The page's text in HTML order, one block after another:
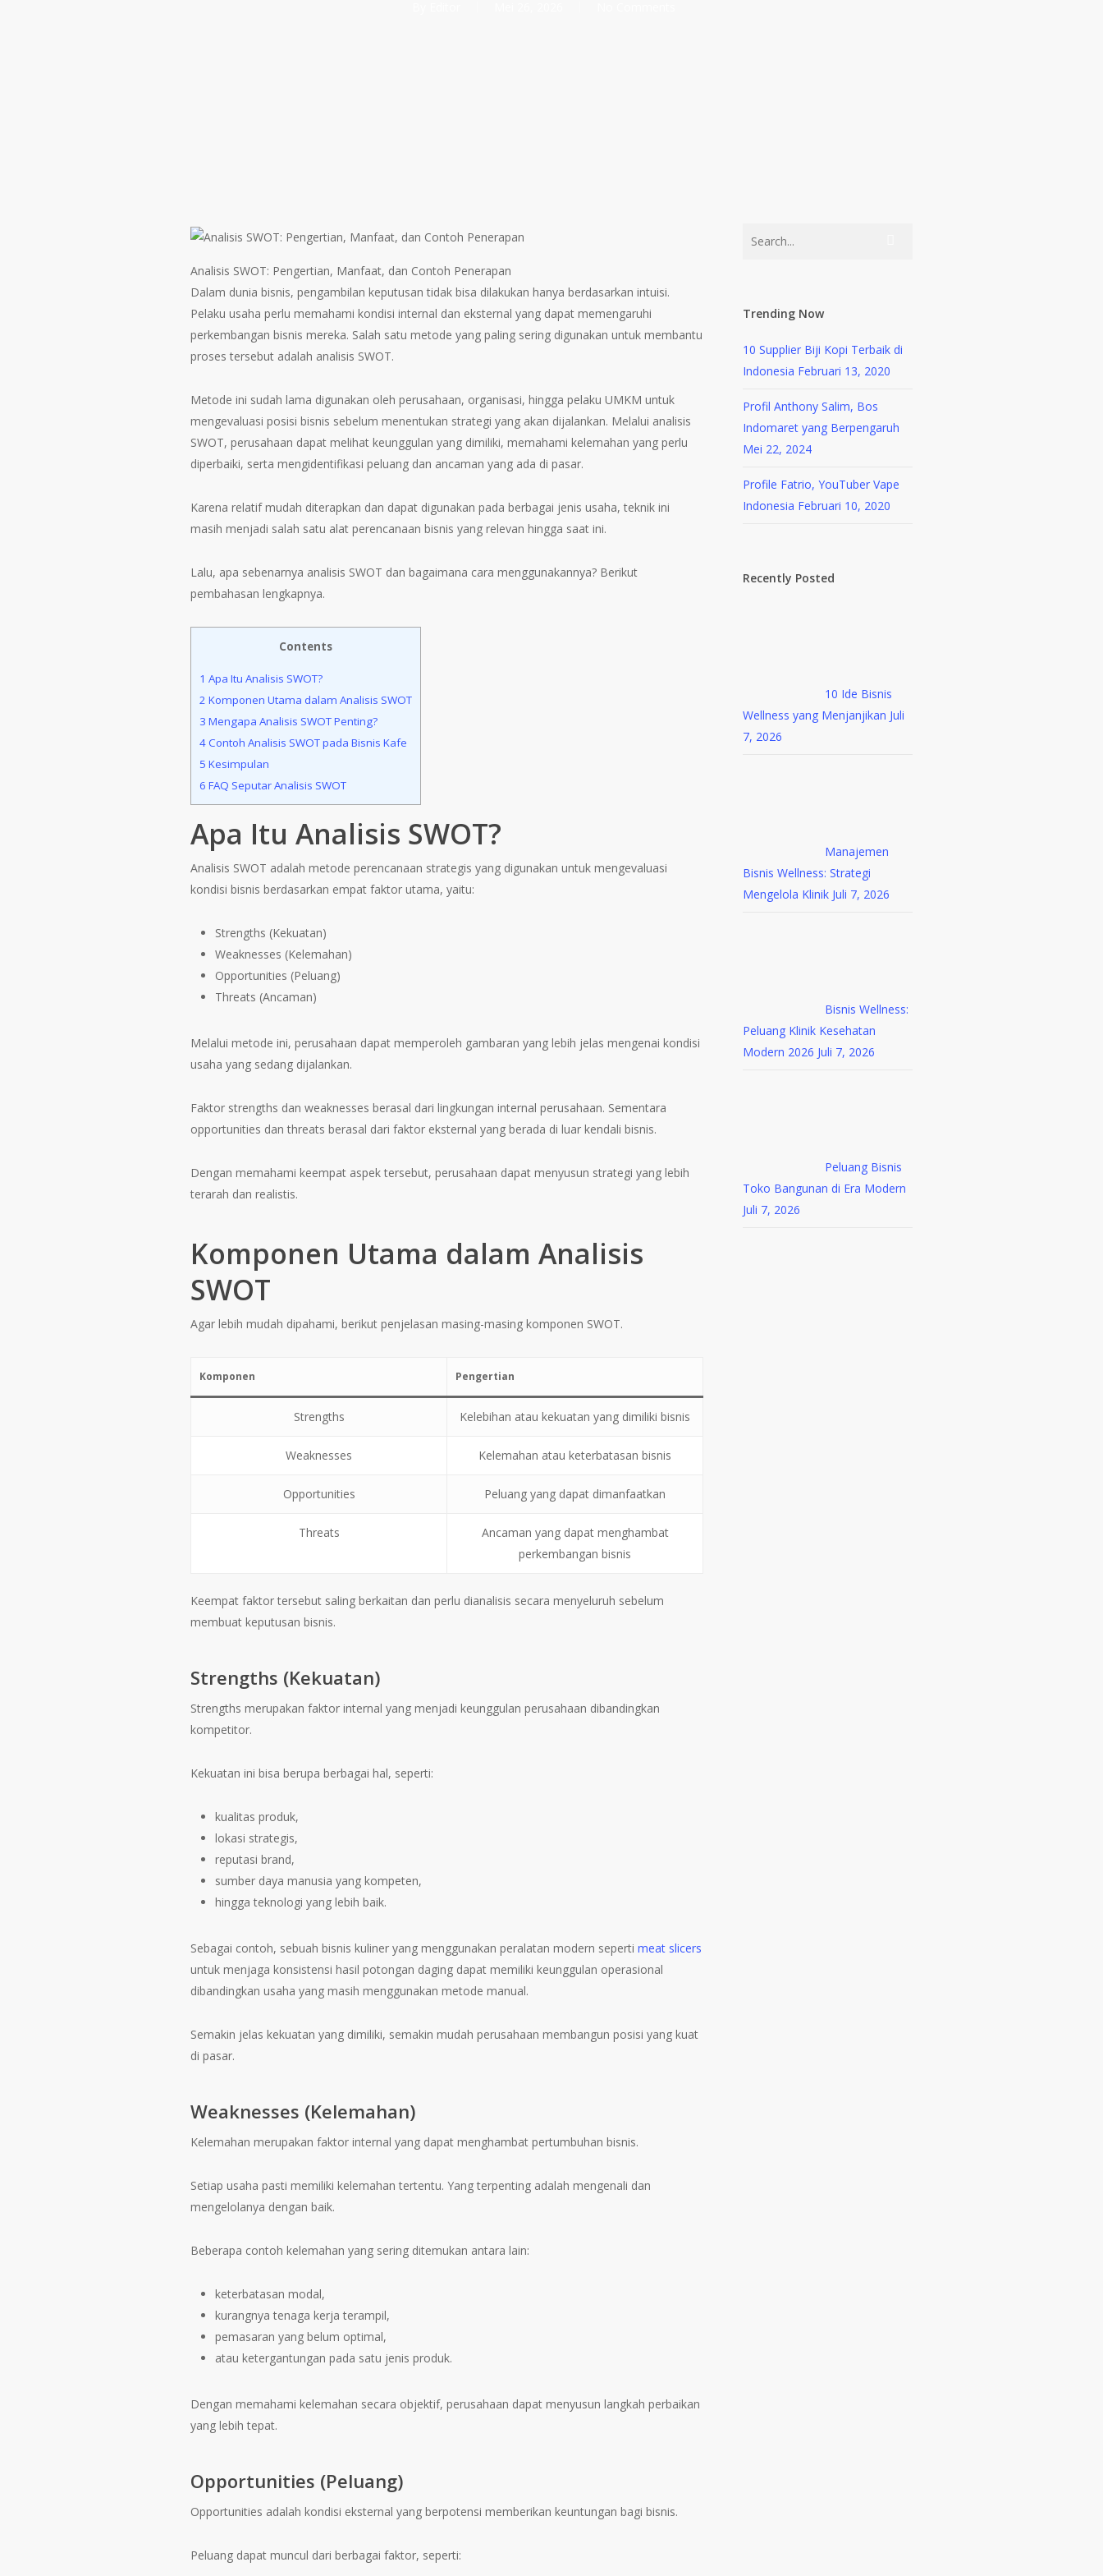
Analisis SWOT: Pengertian, Manfaat, dan Contoh Penerapan
Dalam dunia bisnis, pengambilan keputusan tidak bisa dilakukan hanya berdasarkan intuisi.
Pelaku usaha perlu memahami kondisi internal dan eksternal yang dapat memengaruhi
perkembangan bisnis mereka. Salah satu metode yang paling sering digunakan untuk membantu
proses tersebut adalah analisis SWOT.
Metode ini sudah lama digunakan oleh perusahaan, organisasi, hingga pelaku UMKM untuk
mengevaluasi posisi bisnis sebelum menentukan strategi yang akan dijalankan. Melalui analisis
SWOT, perusahaan dapat melihat keunggulan yang dimiliki, memahami kelemahan yang perlu
diperbaiki, serta mengidentifikasi peluang dan ancaman yang ada di pasar.
Karena relatif mudah diterapkan dan dapat digunakan pada berbagai jenis usaha, teknik ini
masih menjadi salah satu alat perencanaan bisnis yang relevan hingga saat ini.
Lalu, apa sebenarnya analisis SWOT dan bagaimana cara menggunakannya? Berikut
pembahasan lengkapnya.
Contents
1 Apa Itu Analisis SWOT?
2 Komponen Utama dalam Analisis SWOT
3 Mengapa Analisis SWOT Penting?
4 Contoh Analisis SWOT pada Bisnis Kafe
5 Kesimpulan
6 FAQ Seputar Analisis SWOT
Apa Itu Analisis SWOT?
Analisis SWOT adalah metode perencanaan strategis yang digunakan untuk mengevaluasi
kondisi bisnis berdasarkan empat faktor utama, yaitu:
Strengths (Kekuatan)
Weaknesses (Kelemahan)
Opportunities (Peluang)
Threats (Ancaman)
Melalui metode ini, perusahaan dapat memperoleh gambaran yang lebih jelas mengenai kondisi
usaha yang sedang dijalankan.
Faktor strengths dan weaknesses berasal dari lingkungan internal perusahaan. Sementara
opportunities dan threats berasal dari faktor eksternal yang berada di luar kendali bisnis.
Dengan memahami keempat aspek tersebut, perusahaan dapat menyusun strategi yang lebih
terarah dan realistis.
Komponen Utama dalam Analisis
SWOT
Agar lebih mudah dipahami, berikut penjelasan masing-masing komponen SWOT.
Komponen Pengertian
Strengths Kelebihan atau kekuatan yang dimiliki bisnis
Weaknesses Kelemahan atau keterbatasan bisnis
Opportunities Peluang yang dapat dimanfaatkan
Threats
Ancaman yang dapat menghambat
perkembangan bisnis
Keempat faktor tersebut saling berkaitan dan perlu dianalisis secara menyeluruh sebelum
membuat keputusan bisnis.
Strengths (Kekuatan)
Strengths merupakan faktor internal yang menjadi keunggulan perusahaan dibandingkan
kompetitor.
Kekuatan ini bisa berupa berbagai hal, seperti:
kualitas produk,
lokasi strategis,
reputasi brand,
sumber daya manusia yang kompeten,
hingga teknologi yang lebih baik.
Sebagai contoh, sebuah bisnis kuliner yang menggunakan peralatan modern seperti meat slicers
untuk menjaga konsistensi hasil potongan daging dapat memiliki keunggulan operasional
dibandingkan usaha yang masih menggunakan metode manual.
Semakin jelas kekuatan yang dimiliki, semakin mudah perusahaan membangun posisi yang kuat
di pasar.
Weaknesses (Kelemahan)
Kelemahan merupakan faktor internal yang dapat menghambat pertumbuhan bisnis.
Setiap usaha pasti memiliki kelemahan tertentu. Yang terpenting adalah mengenali dan
mengelolanya dengan baik.
Beberapa contoh kelemahan yang sering ditemukan antara lain:
keterbatasan modal,
kurangnya tenaga kerja terampil,
pemasaran yang belum optimal,
atau ketergantungan pada satu jenis produk.
Dengan memahami kelemahan secara objektif, perusahaan dapat menyusun langkah perbaikan
yang lebih tepat.
Opportunities (Peluang)
Opportunities adalah kondisi eksternal yang berpotensi memberikan keuntungan bagi bisnis.
Peluang dapat muncul dari berbagai faktor, seperti:
Trending Now
10 Supplier Biji Kopi Terbaik di
Indonesia Februari 13, 2020
Profil Anthony Salim, Bos
Indomaret yang Berpengaruh
Mei 22, 2024
Profile Fatrio, YouTuber Vape
Indonesia Februari 10, 2020
Recently Posted
10 Ide Bisnis
Wellness yang Menjanjikan Juli
7, 2026
Manajemen
Bisnis Wellness: Strategi
Mengelola Klinik Juli 7, 2026
Bisnis Wellness:
Peluang Klinik Kesehatan
Modern 2026 Juli 7, 2026
Peluang Bisnis
Toko Bangunan di Era Modern
Juli 7, 2026